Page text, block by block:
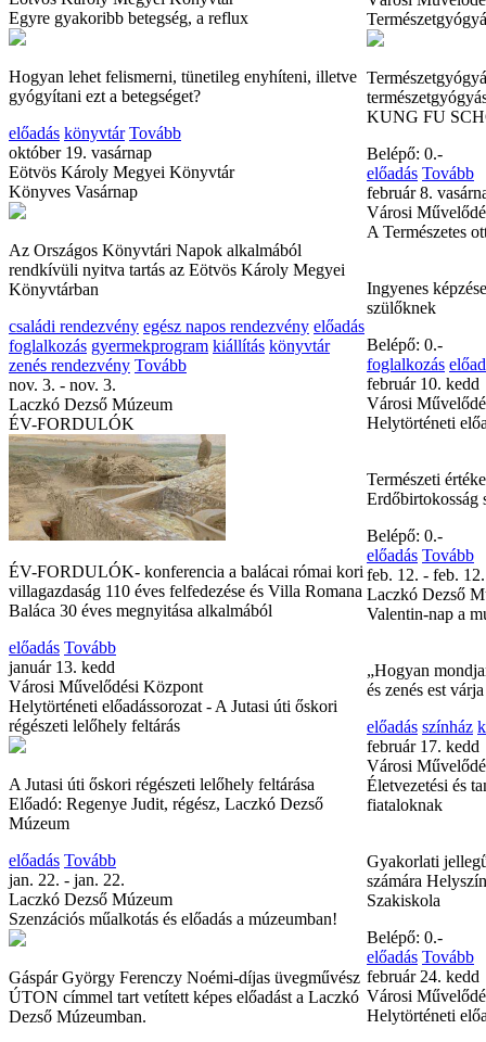
Egyre gyakoribb betegség, a reflux
Hogyan lehet felismerni, tünetileg enyhíteni, illetve
gyógyítani ezt a betegséget?
előadás könyvtár Tovább
október 19. vasárnap
Eötvös Károly Megyei Könyvtár
Könyves Vasárnap
Az Országos Könyvtári Napok alkalmából
rendkívüli nyitva tartás az Eötvös Károly Megyei
Könyvtárban
családi rendezvény egész napos rendezvény előadás
foglalkozás gyermekprogram kiállítás könyvtár
zenés rendezvény Tovább
nov. 3. - nov. 3.
Laczkó Dezső Múzeum
ÉV-FORDULÓK
ÉV-FORDULÓK- konferencia a balácai római kori
villagazdaság 110 éves felfedezése és Villa Romana
Baláca 30 éves megnyitása alkalmából
előadás Tovább
január 13. kedd
Városi Művelődési Központ
Helytörténeti előadássorozat - A Jutasi úti őskori
régészeti lelőhely feltárás
A Jutasi úti őskori régészeti lelőhely feltárása
Előadó: Regenye Judit, régész, Laczkó Dezső
Múzeum
előadás Tovább
jan. 22. - jan. 22.
Laczkó Dezső Múzeum
Szenzációs műalkotás és előadás a múzeumban!
Gáspár György Ferenczy Noémi-díjas üvegművész
ÚTON címmel tart vetített képes előadást a Laczkó
Dezső Múzeumban.
KUNG FU
Belépő: 0.-
előadás Tovább
február 8.
Városi
A Természetes
Ingyenes
szülőknek
Belépő: 0.-
foglalkozás
február 10. kedd
Városi
Helytörténeti
Természeti
Erdőbirtokosság
Belépő: 0.-
előadás Tovább
feb. 12. - feb. 12.
Laczkó Dezső
Valentin-nap a
„Hogyan
és zenés est
előadás színház
február 17. kedd
Városi
Életvezetési és
fiataloknak
Gyakorlati
számára
Szakiskola
Belépő: 0.-
előadás Tovább
február 24. kedd
Városi
Helytörténeti